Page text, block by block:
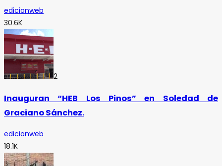
edicionweb
30.6K
2
Inauguran “HEB Los Pinos” en Soledad de
Graciano Sánchez.
edicionweb
18.1K